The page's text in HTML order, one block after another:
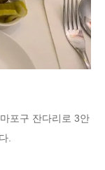
포구 잔다리로 3안
.